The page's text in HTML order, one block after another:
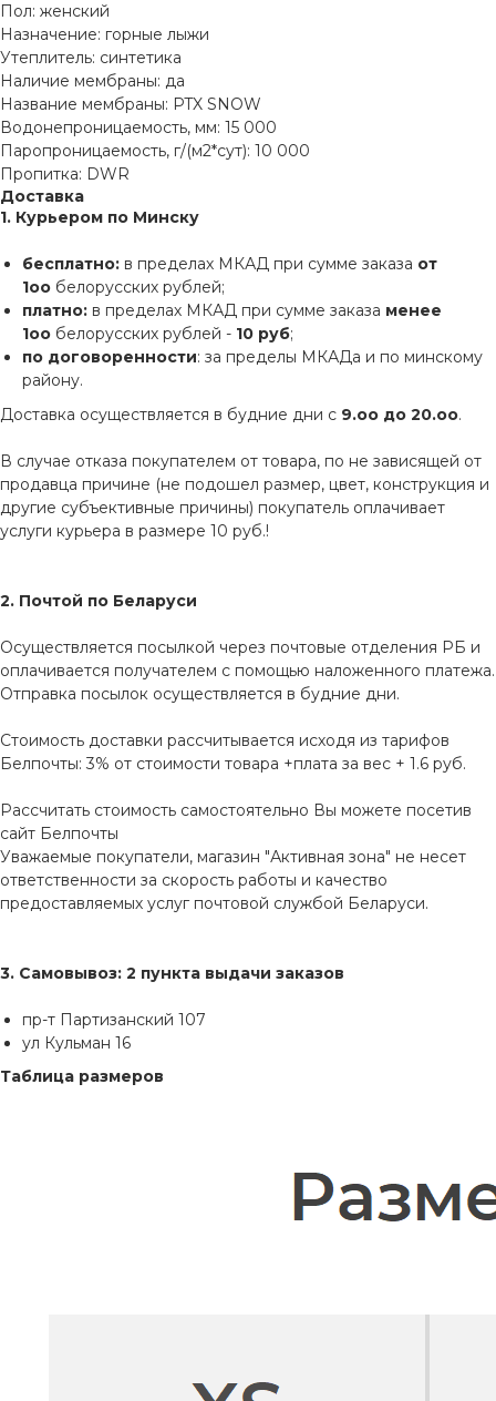
Пол: женский
Назначение: горные лыжи
Утеплитель: синтетика
Наличие мембраны: да
Название мембраны: PTX SNOW
Водонепроницаемость, мм: 15 000
Паропроницаемость, г/(м2*сут): 10 000
Пропитка: DWR
Доставка
1. Курьером по Минску
бесплатно: в пределах МКАД при сумме заказа от
1оо белорусских рублей;
платно: в пределах МКАД при сумме заказа менее
1оо белорусских рублей - 10 руб;
по договоренности: за пределы МКАДа и по минскому
району.
Доставка осуществляется в будние дни с 9.оо до 20.оо.
В случае отказа покупателем от товара, по не зависящей от
продавца причине (не подошел размер, цвет, конструкция и
другие субъективные причины) покупатель оплачивает
услуги курьера в размере 10 руб.!
2. Почтой по Беларуси
Осуществляется посылкой через почтовые отделения РБ и
оплачивается получателем с помощью наложенного платежа.
Отправка посылок осуществляется в будние дни.
Стоимость доставки рассчитывается исходя из тарифов
Белпочты: 3% от стоимости товара +плата за вес + 1.6 руб.
Рассчитать стоимость самостоятельно Вы можете посетив
сайт Белпочты
Уважаемые покупатели, магазин "Активная зона" не несет
ответственности за скорость работы и качество
предоставляемых услуг почтовой службой Беларуси.
3. Самовывоз: 2 пункта выдачи заказов
пр-т Партизанский 107
ул Кульман 16
Таблица размеров